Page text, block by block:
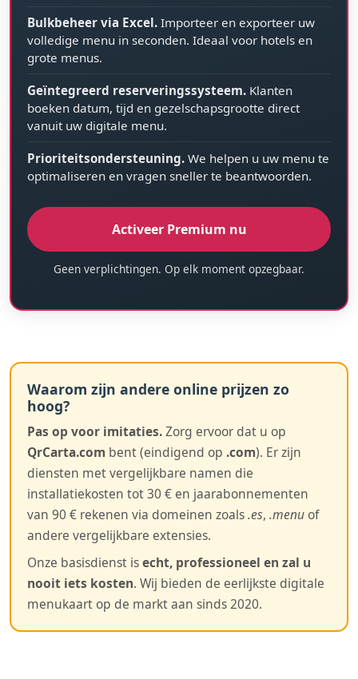
Bulkbeheer via Excel. Importeer en exporteer uw
volledige menu in seconden. Ideaal voor hotels en
grote menus.
Geïntegreerd reserveringssysteem. Klanten
boeken datum, tijd en gezelschapsgrootte direct
vanuit uw digitale menu.
Prioriteitsondersteuning. We helpen u uw menu te
optimaliseren en vragen sneller te beantwoorden.
Activeer Premium nu
Geen verplichtingen. Op elk moment opzegbaar.
Waarom zijn andere online prijzen zo
hoog?
Pas op voor imitaties.Zorg ervoor dat u op
QrCarta.com bent (eindigend op .com). Er zijn
diensten met vergelijkbare namen die
installatiekosten tot 30 € en jaarabonnementen
van 90 € rekenen via domeinen zoals.es, .menu of
andere vergelijkbare extensies.
Onze basisdienst isecht, professioneel en zal u
nooit iets kosten. Wij bieden de eerlijkste digitale
menukaart op de markt aan sinds 2020.